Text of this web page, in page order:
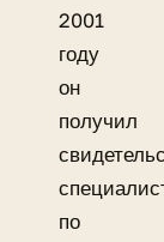
2001
году
он
получил
по